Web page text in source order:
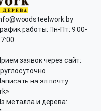
работы: Пн-Пт: 9:00-
заявок через сайт:
на эл.почту
металла и дерева: